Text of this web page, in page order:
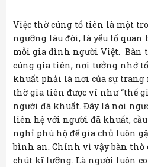
Việc thờ cúng tổ tiên là một
ngưỡng lâu đời, là yếu tố
mỗi gia đình người Việt. Bàn
cúng gia tiên, nơi tưởng nhớ
khuất phải là nơi của sự
thờ gia tiên được ví như “thế
người đã khuất. Đây là nơi
liên hệ với người đã khuất,
nghỉ phù hộ để gia chủ luôn
bình an. Chính vì vậy bàn thờ
chút kĩ lưỡng. Là người luôn